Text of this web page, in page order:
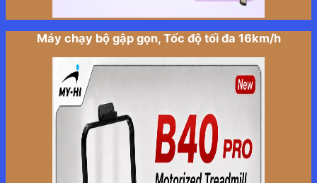
Máy chạy bộ gập gọn, Tốc độ tối đa 16km/h